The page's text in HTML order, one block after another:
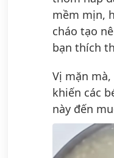
mềm mịn,
cháo tạo
bạn thích
Vị mặn
khiến các
này đến